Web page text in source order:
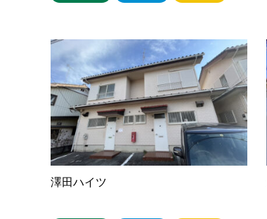
澤田ハイツ